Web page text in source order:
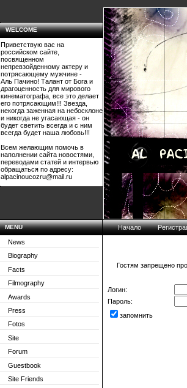
WELCOME
Приветствую вас на
российском сайте,
посвященном
непревзойденному актеру и
потрясающему мужчине -
Аль Пачино! Талант от Бога и
драгоценность для мирового
кинематографа, все это делает
его потрясающим!!! Звезда,
некогда заженная на небосклоне
и никогда не угасающая - он
будет светить всегда и с ним
всегда будет наша любовь!!!
Всем желающим помочь в
наполнении сайта новостями,
переводами статей и интервью
обращаться по адресу:
alpacinoucozru@mail.ru
MENU
News
Biography
Facts
Filmography
Awards
Press
Fotos
Site
Forum
Guestbook
Site Friends
Начало
Гостям запрещено
Логин:
Пароль:
запомнить